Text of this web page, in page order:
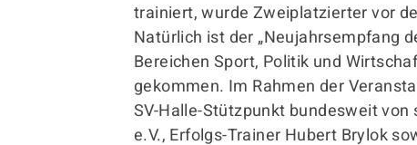
trainiert, wurde Zweiplatzierter vor
Natürlich ist der „Neujahrsempfang
Bereichen Sport, Politik und
gekommen. Im Rahmen der
SV-Halle-Stützpunkt bundesweit
e.V., Erfolgs-Trainer Hubert Brylok